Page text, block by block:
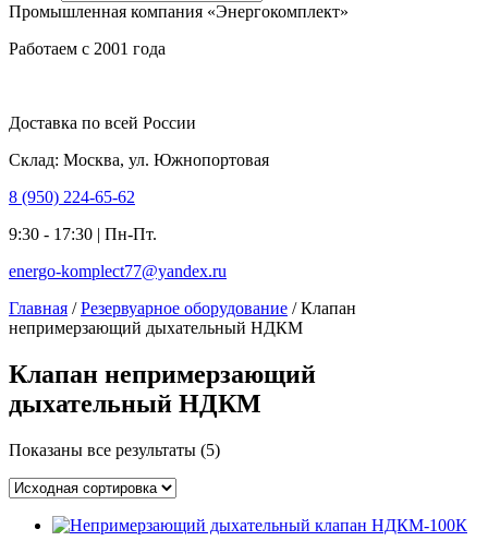
Промышленная компания «Энергокомплект»
Работаем с 2001 года
Доставка по всей России
Склад: Москва, ул. Южнопортовая
8 (950) 224-65-62
9:30 - 17:30 | Пн-Пт.
energo-komplect77@yandex.ru
Главная /Резервуарное оборудование / Клапан
непримерзающий дыхательный НДКМ
Клапан непримерзающий
дыхательный НДКМ
Показаны все результаты (5)